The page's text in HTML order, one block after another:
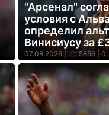
"Арсенал"
условия с
определил
Винисиусу за
07.08.2026 | 5856 | 0